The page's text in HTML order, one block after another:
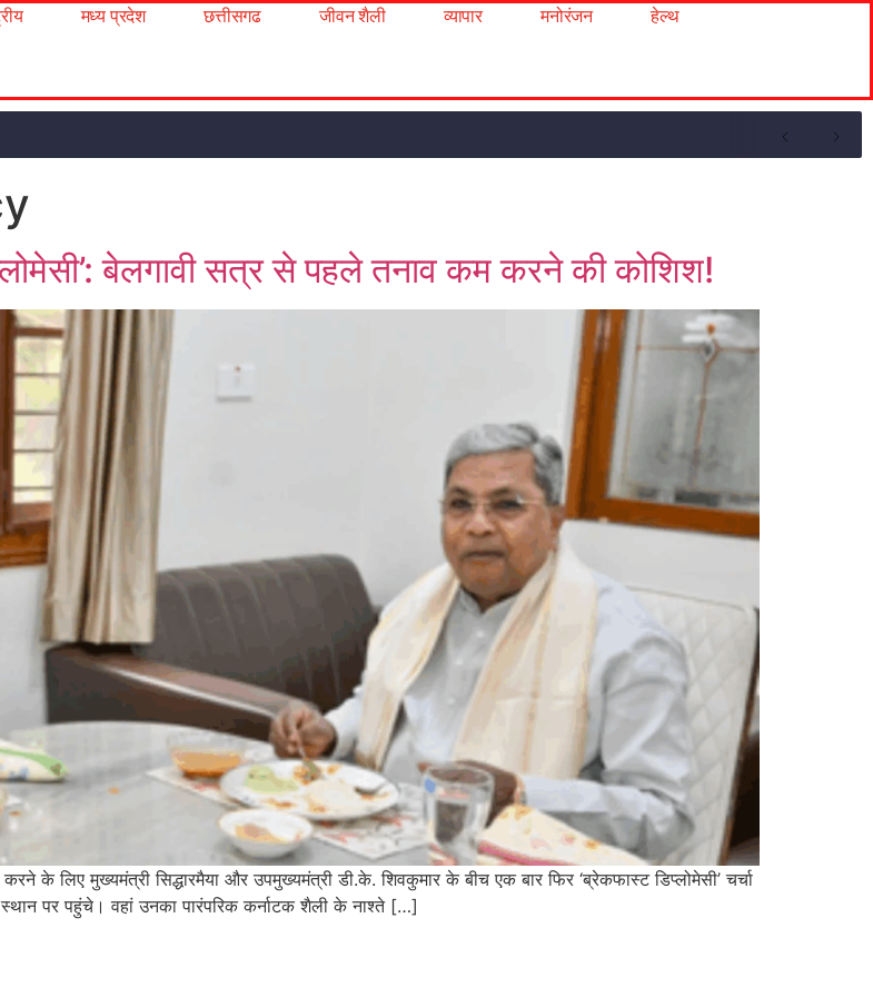
मध्य प्रदेश छत्तीसगढ जीवन शैली व्यापार मनोरंजन
हेल्थ
बेलगावी सत्र से पहले तनाव कम करने की कोशिश!
के लिए मुख्यमंत्री सिद्धारमैया और उपमुख्यमंत्री डी.के. शिवकुमार के बीच एक बार फिर ‘ब्रेकफास्ट डिप्लोमेसी’ चर्चा
स्थान पर पहुंचे। वहां उनका पारंपरिक कर्नाटक शैली के नाश्ते […]